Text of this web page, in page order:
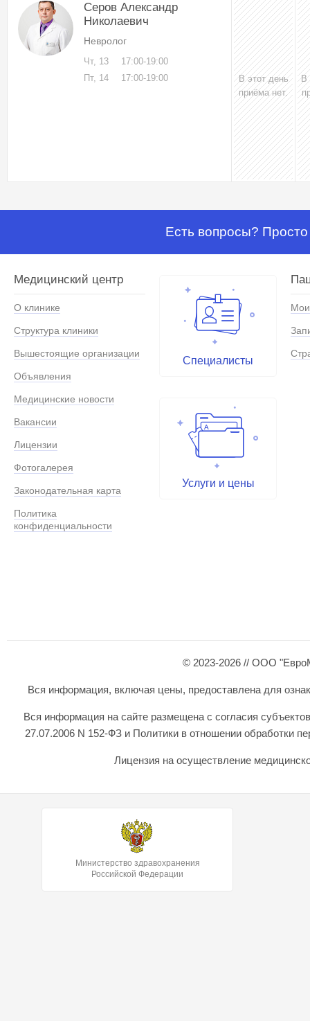
Серов Александр
Николаевич
Невролог
Чт, 13
17:00-19:00
Пт, 14
17:00-19:00
В этот день
приёма нет.
В
Есть вопросы?
Медицинский центр
О клинике
Структура клиники
Вышестоящие организации
Объявления
Медицинские новости
Вакансии
Лицензии
Фотогалерея
Законодательная карта
Политика
конфиденциальности
Специалисты
Услуги и цены
© 2023-2026 // ООО
Вся информация, включая цены, предоставлена для
Вся информация на сайте размещена с согласия
27.07.2006 N 152-ФЗ и Политики в отношении обработки
Лицензия на осуществление
Министерство здравохранения
Российской Федерации